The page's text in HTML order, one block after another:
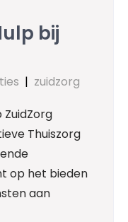
bij
| zuidzorg
ZuidZorg
Thuiszorg
op het bieden
aan